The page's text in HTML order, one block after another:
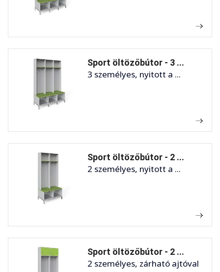
Sport öltözőbútor - 3 ...
3 személyes, nyitott a ...
Sport öltözőbútor - 2 ...
2 személyes, nyitott a ...
Sport öltözőbútor - 2 ...
2 személyes, zárható ajtóval